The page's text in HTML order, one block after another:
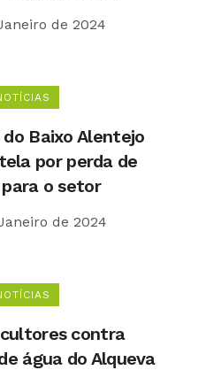
de 2024
Baixo Alentejo
por perda de
o setor
de 2024
contra
água do Alqueva